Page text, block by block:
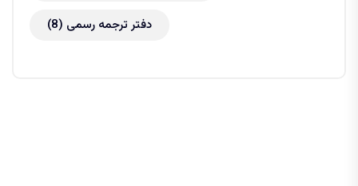
دفتر ترجمه رسمی (8)